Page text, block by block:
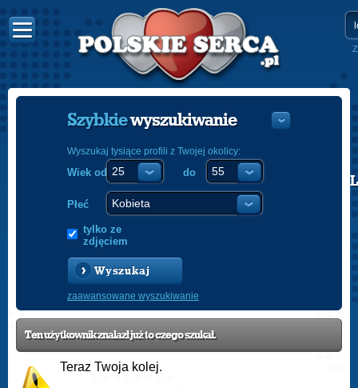
POLISH
Szybkiewyszukiwanie
Wyszukaj tysiące profili z Twojej okolicy:
Wiek od do
Płeć
tylko ze
zdjęciem
Wyszukaj
zaawansowane wyszukiwanie
Ten użytkownik znalazł już to czego szukał.
Teraz Twoja kolej.